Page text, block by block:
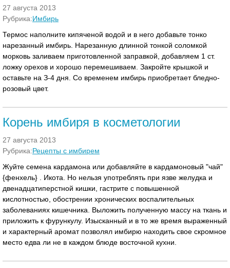
27 августа 2013
Рубрика:Имбирь
Термос наполните кипяченой водой и в него добавьте тонко
нарезанный имбирь. Нарезанную длинной тонкой соломкой
морковь заливаем приготовленной заправкой, добавляем 1 ст.
ложку орехов и хорошо перемешиваем. Закройте крышкой и
оставьте на З-4 дня. Со временем имбирь приобретает бледно-
розовый цвет.
Корень имбиря в косметологии
27 августа 2013
Рубрика:Рецепты с имбирем
Жуйте семена кардамона или добавляйте в кардамоновый "чай"
{фенхель} . Икота. Но нельзя употреблять при язве желудка и
двенадцатиперстной кишки, гастрите с повышенной
кислотностью, обострении хронических воспалительных
заболеваниях кишечника. Выложить полученную массу на ткань и
приложить к фурункулу. Изысканный и в то же время выраженный
и характерный аромат позволял имбирю находить свое скромное
место едва ли не в каждом блюде восточной кухни.